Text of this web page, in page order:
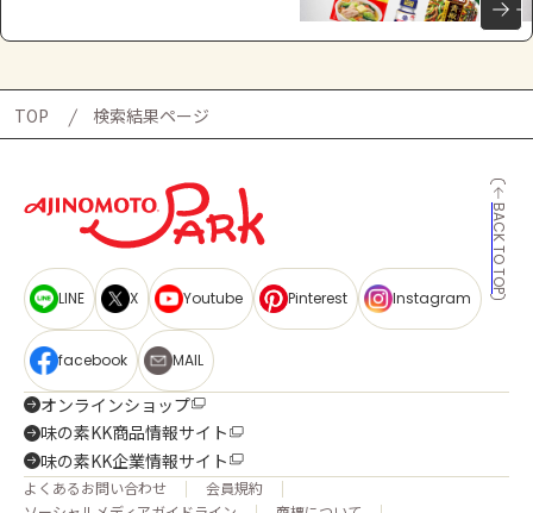
TOP 検索結果ページ
BACK TO TOP
LINE X Youtube Pinterest Instagram
facebook MAIL
オンラインショップ
味の素KK商品情報サイト
味の素KK企業情報サイト
よくあるお問い合わせ
会員規約